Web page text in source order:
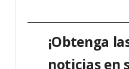
¡Obtenga
noticias en